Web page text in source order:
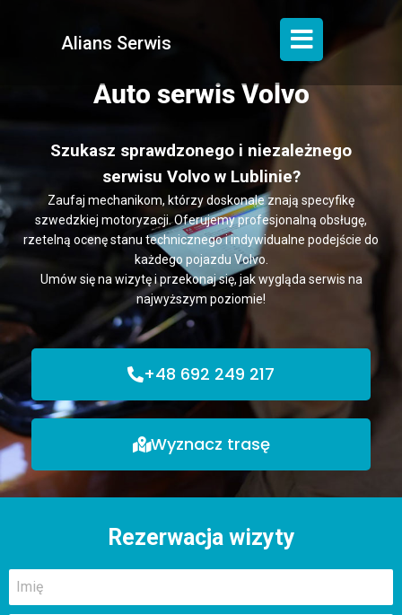
Alians Serwis
Auto serwis Volvo
Szukasz sprawdzonego i niezależnego
serwisu Volvo w Lublinie?
Zaufaj mechanikom, którzy doskonale znają specyfikę
szwedzkiej motoryzacji. Oferujemy profesjonalną obsługę,
rzetelną ocenę stanu technicznego i indywidualne podejście do
każdego pojazdu Volvo.
Umów się na wizytę i przekonaj się, jak wygląda serwis na
najwyższym poziomie!
+48 692 249 217
Wyznacz trasę
Rezerwacja wizyty